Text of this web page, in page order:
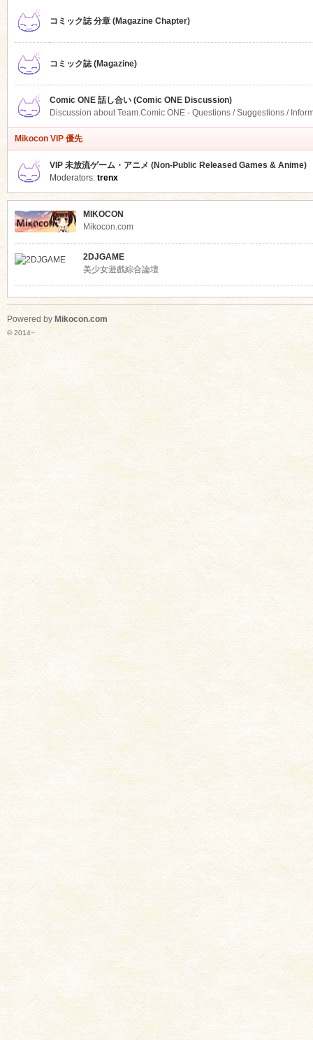
コミック誌 分章 (Magazine Chapter)
コミック誌 (Magazine)
Comic ONE 話し合い (Comic ONE Discussion)
Discussion about Team.Comic ONE - Questions / Suggestions /
Mikocon VIP 優先
VIP 未放流ゲーム・アニメ (Non-Public Released Games & Anime)
Moderators: trenx
MIKOCON
Mikocon.com
2DJGAME
美少女遊戲綜合論壇
Powered by Mikocon.com
© 2014~